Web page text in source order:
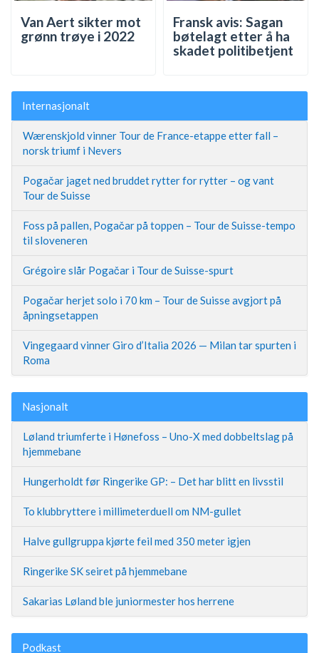
Van Aert sikter mot
grønn trøye i 2022
Fransk avis: Sagan
bøtelagt etter å ha
skadet politibetjent
Internasjonalt
Wærenskjold vinner Tour de France-etappe etter fall –
norsk triumf i Nevers
Pogačar jaget ned bruddet rytter for rytter – og vant
Tour de Suisse
Foss på pallen, Pogačar på toppen – Tour de Suisse-tempo
til sloveneren
Grégoire slår Pogačar i Tour de Suisse-spurt
Pogačar herjet solo i 70 km – Tour de Suisse avgjort på
åpningsetappen
Vingegaard vinner Giro d’Italia 2026 — Milan tar spurten i
Roma
Nasjonalt
Løland triumferte i Hønefoss – Uno-X med dobbeltslag på
hjemmebane
Hungerholdt før Ringerike GP: – Det har blitt en livsstil
To klubbryttere i millimeterduell om NM-gullet
Halve gullgruppa kjørte feil med 350 meter igjen
Ringerike SK seiret på hjemmebane
Sakarias Løland ble juniormester hos herrene
Podkast